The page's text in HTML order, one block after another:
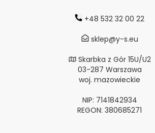
+48 532 32 00 22
sklep@y-s.eu
Skarbka z Gór 15U/U2
03-287 Warszawa
woj. mazowieckie
NIP: 7141842934
REGON: 380685271